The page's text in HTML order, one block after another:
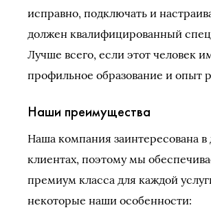
исправно, подключать и
должен квалифицированный
Лучше всего, если этот человек
профильное образование и опыт
Наши преимущества
Наша компания заинтересована в
клиентах, поэтому мы
премиум класса для каждой
некоторые наши особенности: